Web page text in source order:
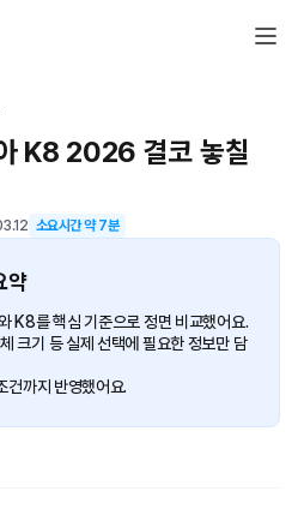
K8 2026 결코 놓칠
소요시간 약7분
약
K8를 핵심 기준으로 정면 비교했어요.
크기 등 실제 선택에 필요한 정보만 담
까지 반영했어요.